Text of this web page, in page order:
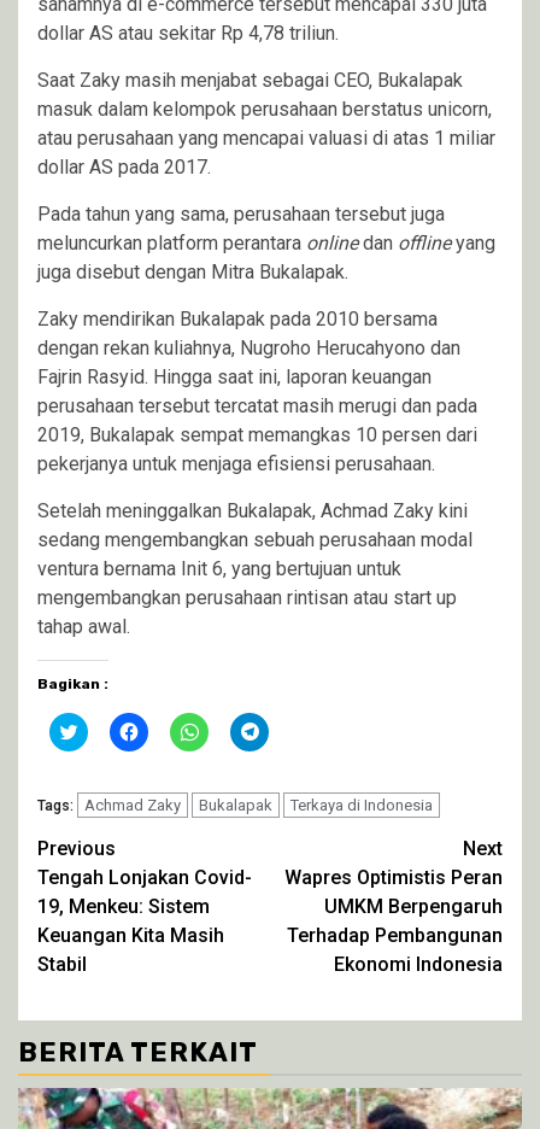
dollar AS atau sekitar Rp 4,78 triliun.
Saat Zaky masih menjabat sebagai CEO, Bukalapak
masuk dalam kelompok perusahaan berstatus unicorn,
atau perusahaan yang mencapai valuasi di atas 1 miliar
dollar AS pada 2017.
Pada tahun yang sama, perusahaan tersebut juga
meluncurkan platform perantara onlinedan offlineyang
juga disebut dengan Mitra Bukalapak.
Zaky mendirikan Bukalapak pada 2010 bersama
dengan rekan kuliahnya, Nugroho Herucahyono dan
Fajrin Rasyid. Hingga saat ini, laporan keuangan
perusahaan tersebut tercatat masih merugi dan pada
2019, Bukalapak sempat memangkas 10 persen dari
pekerjanya untuk menjaga efisiensi perusahaan.
Setelah meninggalkan Bukalapak, Achmad Zaky kini
sedang mengembangkan sebuah perusahaan modal
ventura bernama Init 6, yang bertujuan untuk
mengembangkan perusahaan rintisan atau start up
tahap awal.
Bagikan :
Klik
untuk
Twitter(Membuka
di
jendela
yang
baru)
Klik
untuk
Facebook(Membuka
di
jendela
Klik
untuk
WhatsApp(Membuka
di
jendela
Klik
untuk
Telegram(Membuka
di
jendela
Tags: Achmad Zaky Bukalapak Terkaya di Indonesia
Continue
Reading
Previous
Tengah Lonjakan Covid-
19, Menkeu: Sistem
Keuangan Kita Masih
Stabil
Next
Wapres Optimistis Peran
UMKM Berpengaruh
Terhadap Pembangunan
Ekonomi Indonesia
BERITA TERKAIT